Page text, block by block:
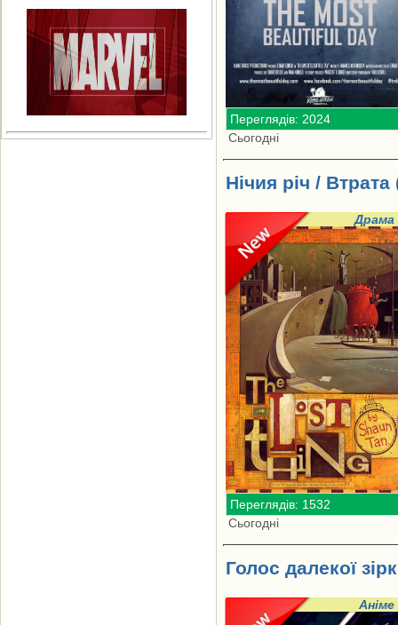
Переглядів: 2024
Сьогодні
Нічия річ / Втрата
Драма
Переглядів: 1532
Сьогодні
Голос далекої
Аніме